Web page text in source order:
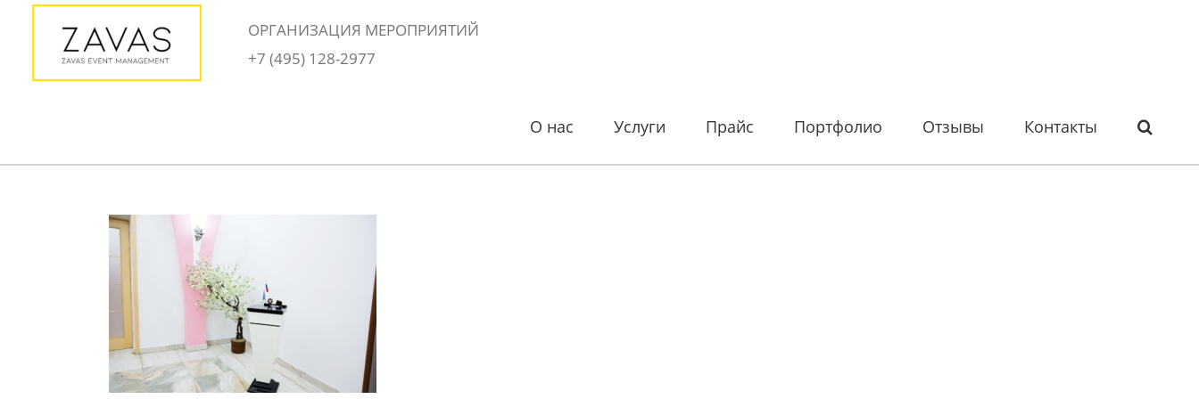
ОРГАНИЗАЦИЯ МЕРОПРИЯТИЙ
+7 (495) 128-2977
О нас Услуги Прайс Портфолио Отзывы Контакты